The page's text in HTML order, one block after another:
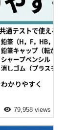
かりやすく
79,958 views